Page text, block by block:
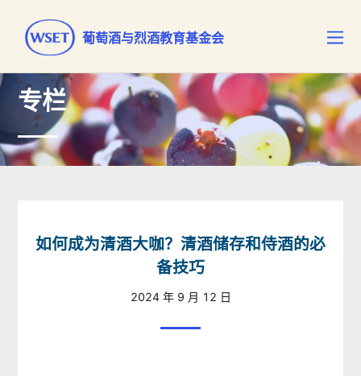
葡萄酒与烈酒教育基金会
专栏
如何成为清酒大咖？清酒储存和侍酒的必
备技巧
2024 年 9 月 12 日